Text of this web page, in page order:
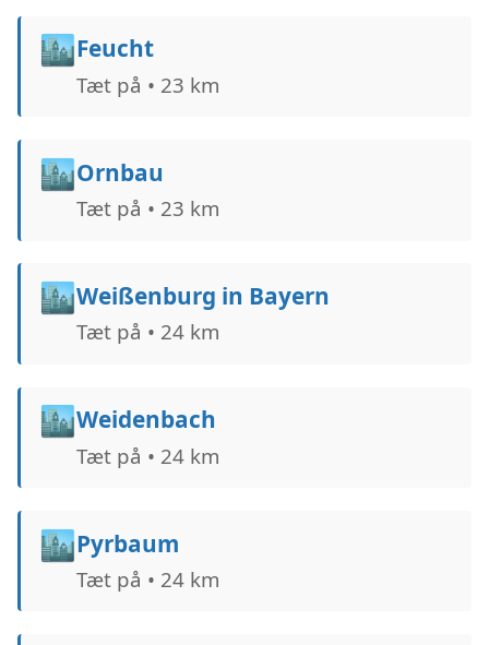
🏙️Feucht
Tæt på • 23 km
🏙️Ornbau
Tæt på • 23 km
🏙️Weißenburg in Bayern
Tæt på • 24 km
🏙️Weidenbach
Tæt på • 24 km
🏙️Pyrbaum
Tæt på • 24 km